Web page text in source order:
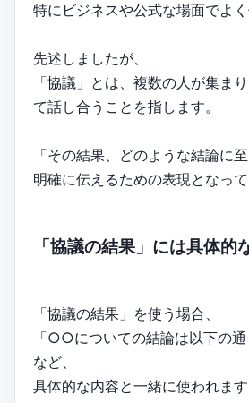
特にビジネスや公式な場面でよく
先述しましたが、
「協議」とは、複数の人が集ま
て話し合うことを指します。
「その結果、どのような結論に
明確に伝えるための表現となって
「協議の結果」には具体的
「協議の結果」を使う場合、
「○○についての結論は以下の通
など、
具体的な内容と一緒に使われます